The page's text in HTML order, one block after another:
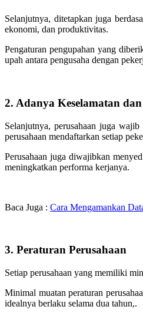
Selanjutnya, ditetapkan juga
ekonomi, dan produktivitas.
Pengaturan pengupahan yang
upah antara pengusaha dengan
2. Adanya Keselamatan
Selanjutnya, perusahaan juga
perusahaan mendaftarkan setiap
Perusahaan juga diwajibkan
meningkatkan performa kerjanya.
Baca Juga : Cara Mengamankan
3. Peraturan Perusahaan
Setiap perusahaan yang memiliki
Minimal muatan peraturan
idealnya berlaku selama dua tahun,.